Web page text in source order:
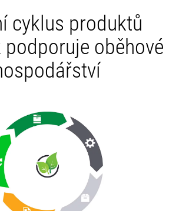
cyklus produktů
podporuje oběhové